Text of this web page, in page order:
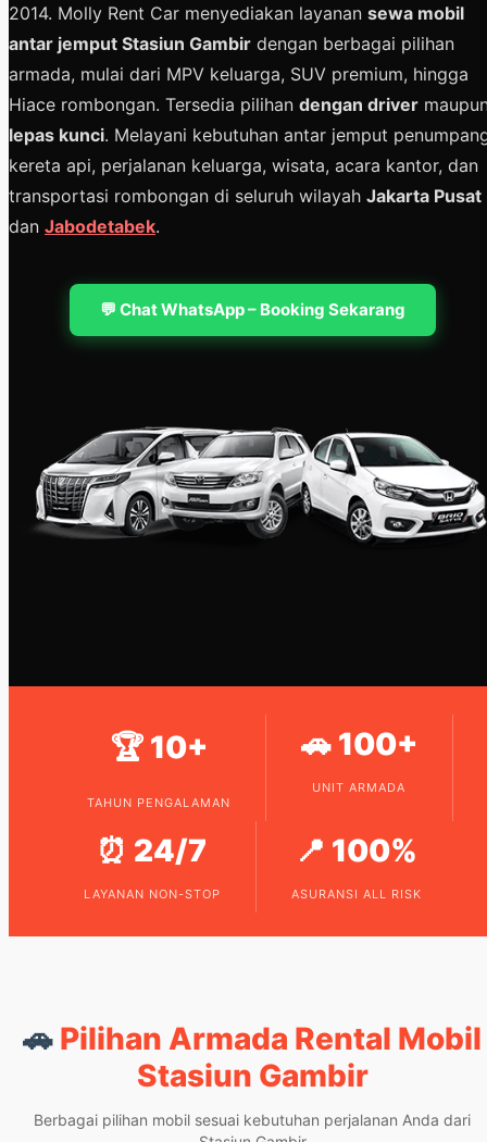
2014. Molly Rent Car menyediakan layanan sewa mobil
antar jemput Stasiun Gambir dengan berbagai pilihan
armada, mulai dari MPV keluarga, SUV premium, hingga
Hiace rombongan. Tersedia pilihan dengan driver
lepas kunci. Melayani kebutuhan antar jemput
kereta api, perjalanan keluarga, wisata, acara kantor, dan
transportasi rombongan di seluruh wilayah Jakarta Pusat
dan Jabodetabek.
💬 Chat WhatsApp – Booking Sekarang
🏆 10+
TAHUN PENGALAMAN
🚗 100+
UNIT ARMADA
⏰ 24/7
LAYANAN NON-STOP
📍 100%
ASURANSI ALL RISK
🚗 Pilihan Armada Rental Mobil
Stasiun Gambir
Berbagai pilihan mobil sesuai kebutuhan perjalanan Anda dari